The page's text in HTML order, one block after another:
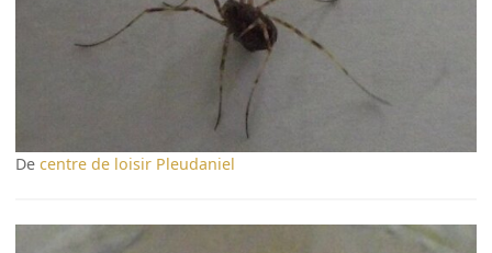
Decentre de loisir Pleudaniel